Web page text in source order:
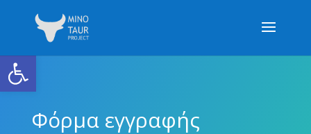
Ανοίξτε τη γραμμή εργαλείων
Φόρμα εγγραφής